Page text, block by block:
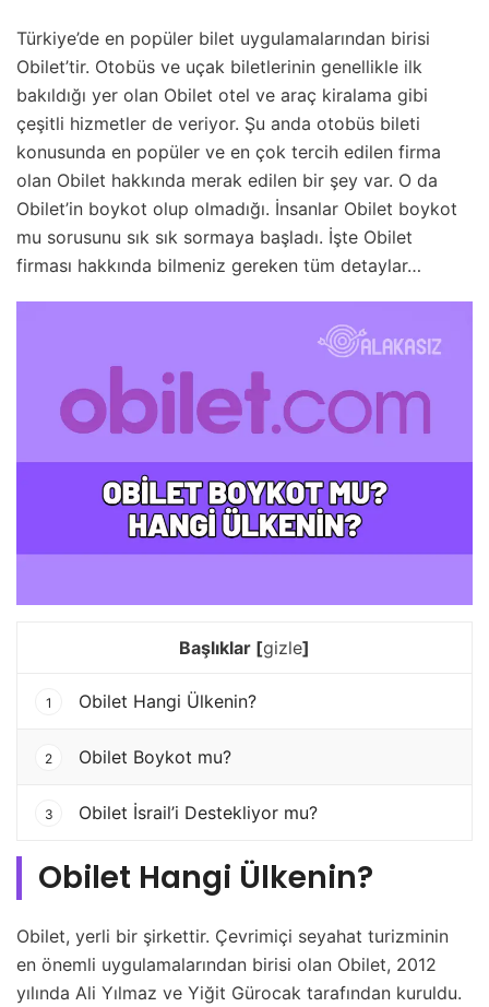
Türkiye’de en popüler bilet uygulamalarından birisi
Obilet’tir. Otobüs ve uçak biletlerinin genellikle ilk
bakıldığı yer olan Obilet otel ve araç kiralama gibi
çeşitli hizmetler de veriyor. Şu anda otobüs bileti
konusunda en popüler ve en çok tercih edilen firma
olan Obilet hakkında merak edilen bir şey var. O da
Obilet’in boykot olup olmadığı. İnsanlar Obilet boykot
mu sorusunu sık sık sormaya başladı. İşte Obilet
firması hakkında bilmeniz gereken tüm detaylar…
Başlıklar [gizle]
1 Obilet Hangi Ülkenin?
2 Obilet Boykot mu?
3 Obilet İsrail’i Destekliyor mu?
Obilet Hangi Ülkenin?
Obilet, yerli bir şirkettir. Çevrimiçi seyahat turizminin
en önemli uygulamalarından birisi olan Obilet, 2012
yılında Ali Yılmaz ve Yiğit Gürocak tarafından kuruldu.